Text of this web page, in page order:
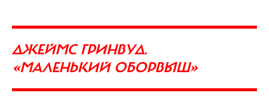
ДЖЕЙМС ГРИНВУД.
«МАЛЕНЬКИЙ ОБОРВЫШ»